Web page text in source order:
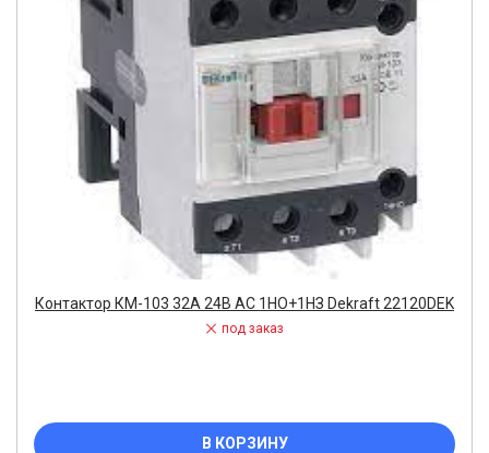
Контактор КМ-103 32А 24В AC 1НО+1НЗ Dekraft 22120DEK
под заказ
В КОРЗИНУ